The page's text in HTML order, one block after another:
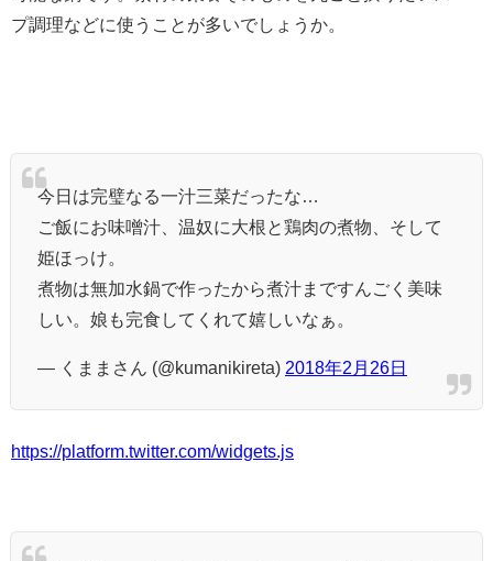
プ調理などに使うことが多いでしょうか。
今日は完璧なる一汁三菜だったな…
ご飯にお味噌汁、温奴に大根と鶏肉の煮物、そして
姫ほっけ。
煮物は無加水鍋で作ったから煮汁まですんごく美味
しい。娘も完食してくれて嬉しいなぁ。
— くままさん (@kumanikireta) 2018年2月26日
https://platform.twitter.com/widgets.js